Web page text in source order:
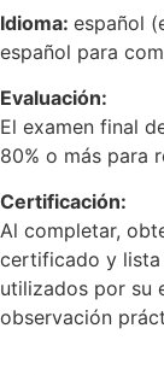
Idioma: español
español para
Evaluación:
El examen final
80% o más para
Certificación:
Al completar,
certificado y lista
utilizados por su
observación